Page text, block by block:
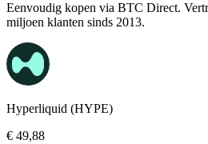
Eenvoudig kopen via BTC Direct.
miljoen klanten sinds 2013.
Hyperliquid (HYPE)
€ 49,88